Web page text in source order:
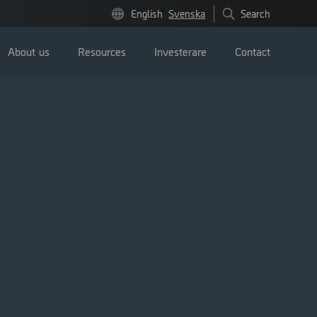
English Svenska Search
About us Resources Investerare Contact